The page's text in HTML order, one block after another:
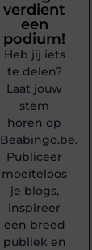
verdient
een
podium!
Heb jij iets
te delen?
Laat jouw
stem
horen op
Beabingo.be.
Publiceer
moeiteloos
je blogs,
inspireer
een breed
publiek en